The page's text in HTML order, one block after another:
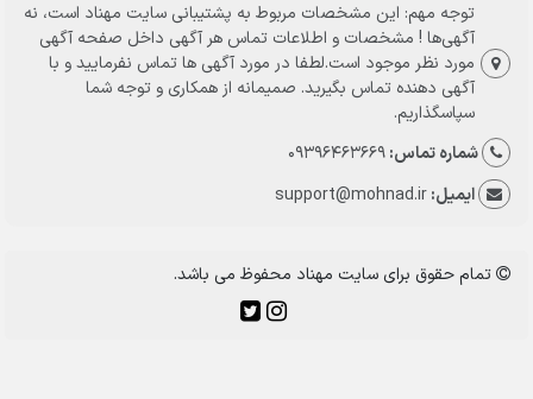
توجه مهم: این مشخصات مربوط به پشتیبانی سایت مهناد است، نه
آگهی‌ها ! مشخصات و اطلاعات تماس هر آگهی داخل صفحه آگهی
مورد نظر موجود است.لطفا در مورد آگهی ها تماس نفرمایید و با
آگهی دهنده تماس بگیرید. صمیمانه از همکاری و توجه شما
سپاسگذاریم.
شماره تماس:09396463669
ایمیل:support@mohnad.ir
تمام حقوق برای سایت مهناد محفوظ می باشد.